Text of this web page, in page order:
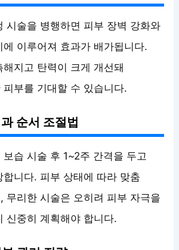
시술을 병행하면 피부 장벽 강화와
이루어져 효과가 배가됩니다.
지고 탄력이 크게 개선돼
피부를 기대할 수 있습니다.
순서 조절법
습 시술 후 1~2주 간격을 두고
니다. 피부 상태에 따라 맞춤
무리한 시술은 오히려 피부 자극을
신중히 계획해야 합니다.